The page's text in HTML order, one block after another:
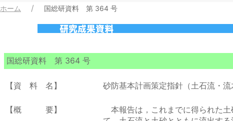
ホーム 国総研資料 第 364 号
国総研資料 第 364 号
【資 料 名】 砂防基本計画策定指針（土石流・
【概 要】
本報告は，これまでに得られた